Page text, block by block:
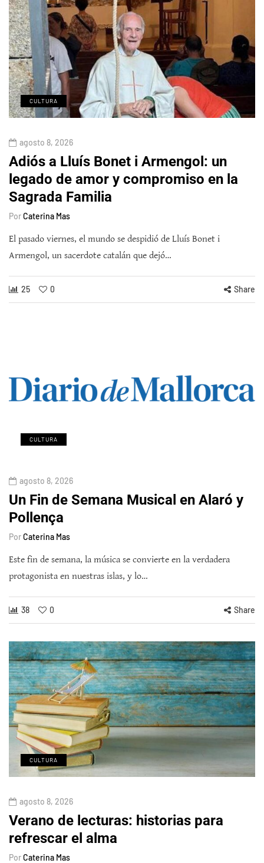
CULTURA
agosto 8, 2026
Adiós a Lluís Bonet i Armengol: un
legado de amor y compromiso en la
Sagrada Familia
PorCaterina Mas
El pasado viernes, el mundo se despidió de Lluís Bonet i
Armengol, un sacerdote catalán que dejó…
25 0 Share
CULTURA
agosto 8, 2026
Un Fin de Semana Musical en Alaró y
Pollença
PorCaterina Mas
Este fin de semana, la música se convierte en la verdadera
protagonista en nuestras islas, y lo…
38 0 Share
CULTURA
agosto 8, 2026
Verano de lecturas: historias para
refrescar el alma
PorCaterina Mas